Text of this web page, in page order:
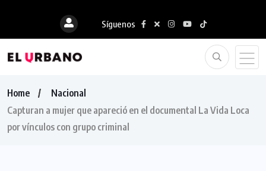
Síguenos
Home
Nacional
Capturan a mujer que apareció en el documental La Vida Loca
por vínculos con grupo criminal